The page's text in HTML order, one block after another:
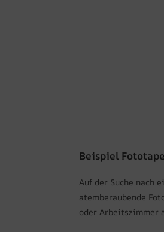
Beispiel
Auf der Suche nach
atemberaubende
oder Arbeitszimmer